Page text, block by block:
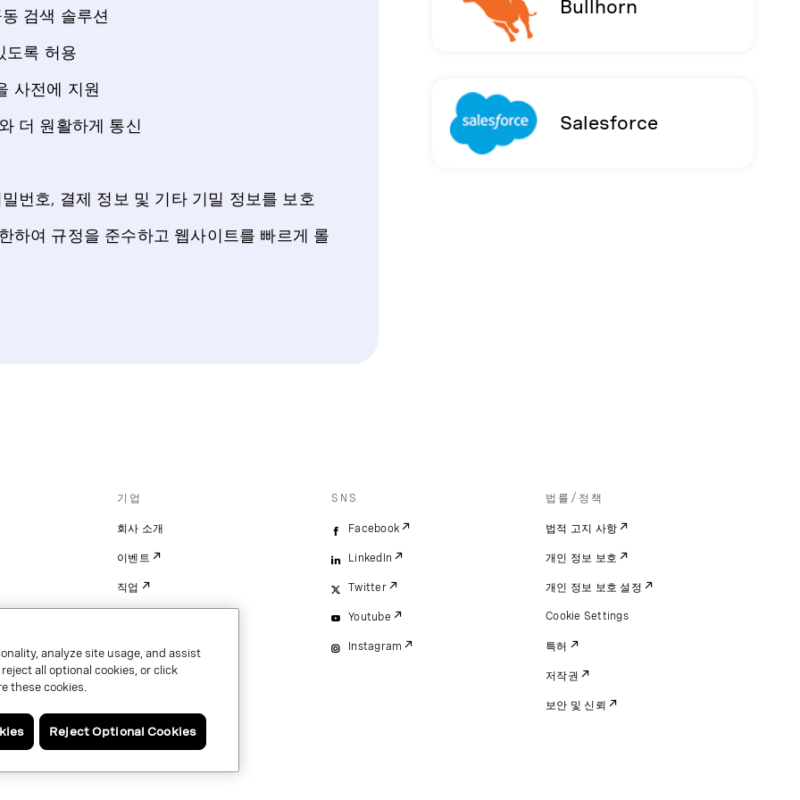
검색 솔루션
도록 허용
사전에 지원
더 원활하게 통신
번호, 결제 정보 및 기타 기밀 정보를 보호
하여 규정을 준수하고 웹사이트를 빠르게 롤
Bullhorn
Salesforce
기업
회사 소개
이벤트
직업
SNS
Facebook
LinkedIn
Twitter
Youtube
Instagram
법률/정책
법적 고지 사항
개인 정보 보호
개인 정보 보호 설정
Cookie Settings
특허
저작권
보안 및 신뢰
analyze site usage, and assist
all optional cookies, or click
these cookies.
Reject Optional Cookies